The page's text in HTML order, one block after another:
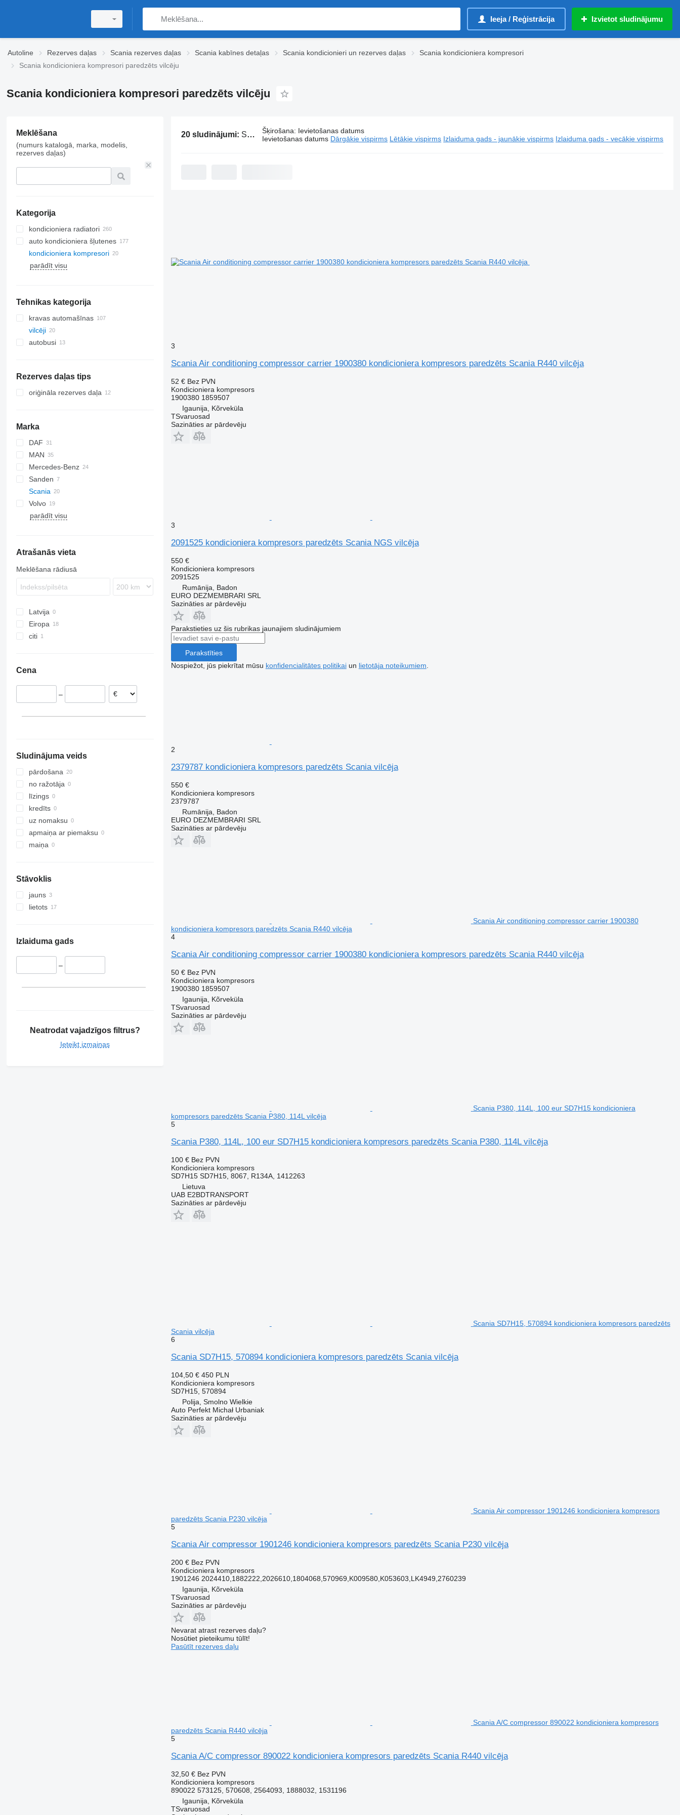
Ieeja / Reģistrācija Izvietot sludinājumu
Autoline Rezerves daļas Scania rezerves daļas Scania kabīnes detaļas Scania kondicionieri un rezerves daļas
Scania kondicioniera kompresori
Scania kondicioniera kompresori paredzēts vilcēju
Scania kondicioniera kompresori paredzēts vilcēju
Meklēšana
(numurs katalogā, marka, modelis,
rezerves daļas)
Kategorija
kondicioniera radiatori
auto kondicioniera šļutenes
kondicioniera kompresori
parādīt visu
Tehnikas kategorija
kravas automašīnas
vilcēji
autobusi
Rezerves daļas tips
oriģināla rezerves daļa
Marka
DAF
CF
LF
XF
XG
Stralis
Trakker
MAN
Lion's series
TGA
TGL
TGM
TGS
Mercedes-Benz
Actros
Antos
Arocs
Atego
Kerax
Midlum
Premium
Sanden
Scania
P-series
P230
R-series
R440
R460
Volvo
FH
VNL
parādīt visu
Atrašanās vieta
Meklēšana rādiusā
Latvija
Eiropa
Nīderlande
citi
Cena
–
Sludinājuma veids
pārdošana
no ražotāja
līzings
kredīts
uz nomaksu
apmaiņa ar piemaksu
maiņa
Stāvoklis
jauns
lietots
Izlaiduma gads
–
Neatrodat vajadzīgos filtrus?
Ieteikt izmaiņas
20 sludinājumi: Scania kondicioniera kompresori paredzēts vilcēju Šķirošana: Ievietošanas datums
Ievietošanas datums Dārgākie vispirms Lētākie vispirms Izlaiduma gads - jaunākie vispirms Izlaiduma gads - vecākie vispirms
3
Scania Air conditioning compressor carrier 1900380 kondicioniera kompresors paredzēts Scania R440 vilcēja
52 € Bez PVN
Kondicioniera kompresors
1900380 1859507
Igaunija, Kõrveküla
TSvaruosad
Sazināties ar pārdevēju
3
2091525 kondicioniera kompresors paredzēts Scania NGS vilcēja
550 €
Kondicioniera kompresors
2091525
Rumānija, Badon
EURO DEZMEMBRARI SRL
Sazināties ar pārdevēju
Parakstieties uz šis rubrikas jaunajiem sludinājumiem
Parakstīties
Nospiežot, jūs piekrītat mūsu konfidencialitātes politikaiun lietotāja noteikumiem
2
2379787 kondicioniera kompresors paredzēts Scania vilcēja
550 €
Kondicioniera kompresors
2379787
Rumānija, Badon
EURO DEZMEMBRARI SRL
Sazināties ar pārdevēju
Scania Air conditioning compressor carrier 1900380
kondicioniera kompresors paredzēts Scania R440 vilcēja
4
Scania Air conditioning compressor carrier 1900380 kondicioniera kompresors paredzēts Scania R440 vilcēja
50 € Bez PVN
Kondicioniera kompresors
1900380 1859507
Igaunija, Kõrveküla
TSvaruosad
Sazināties ar pārdevēju
Scania P380, 114L, 100 eur SD7H15 kondicioniera
kompresors paredzēts Scania P380, 114L vilcēja
5
Scania P380, 114L, 100 eur SD7H15 kondicioniera kompresors paredzēts Scania P380, 114L vilcēja
100 € Bez PVN
Kondicioniera kompresors
SD7H15 SD7H15, 8067, R134A, 1412263
Lietuva
UAB E2BDTRANSPORT
Sazināties ar pārdevēju
Scania SD7H15, 570894 kondicioniera kompresors paredzēts
Scania vilcēja
6
Scania SD7H15, 570894 kondicioniera kompresors paredzēts Scania vilcēja
104,50 € 450 PLN
Kondicioniera kompresors
SD7H15, 570894
Polija, Smolno Wielkie
Auto Perfekt Michał Urbaniak
Sazināties ar pārdevēju
Scania Air compressor 1901246 kondicioniera kompresors
paredzēts Scania P230 vilcēja
5
Scania Air compressor 1901246 kondicioniera kompresors paredzēts Scania P230 vilcēja
200 € Bez PVN
Kondicioniera kompresors
1901246 2024410,1882222,2026610,1804068,570969,K009580,K053603,LK4949,2760239
Igaunija, Kõrveküla
TSvaruosad
Sazināties ar pārdevēju
Nevarat atrast rezerves daļu?
Nosūtiet pieteikumu tūlīt!
Pasūtīt rezerves daļu
Scania A/C compressor 890022 kondicioniera kompresors
paredzēts Scania R440 vilcēja
5
Scania A/C compressor 890022 kondicioniera kompresors paredzēts Scania R440 vilcēja
32,50 € Bez PVN
Kondicioniera kompresors
890022 573125, 570608, 2564093, 1888032, 1531196
Igaunija, Kõrveküla
TSvaruosad